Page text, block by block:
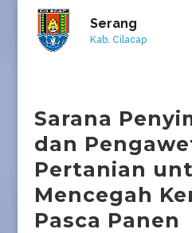
Serang
Kab. Cilacap
Sarana
dan
Pertanian
Mencegah
Pasca Panen